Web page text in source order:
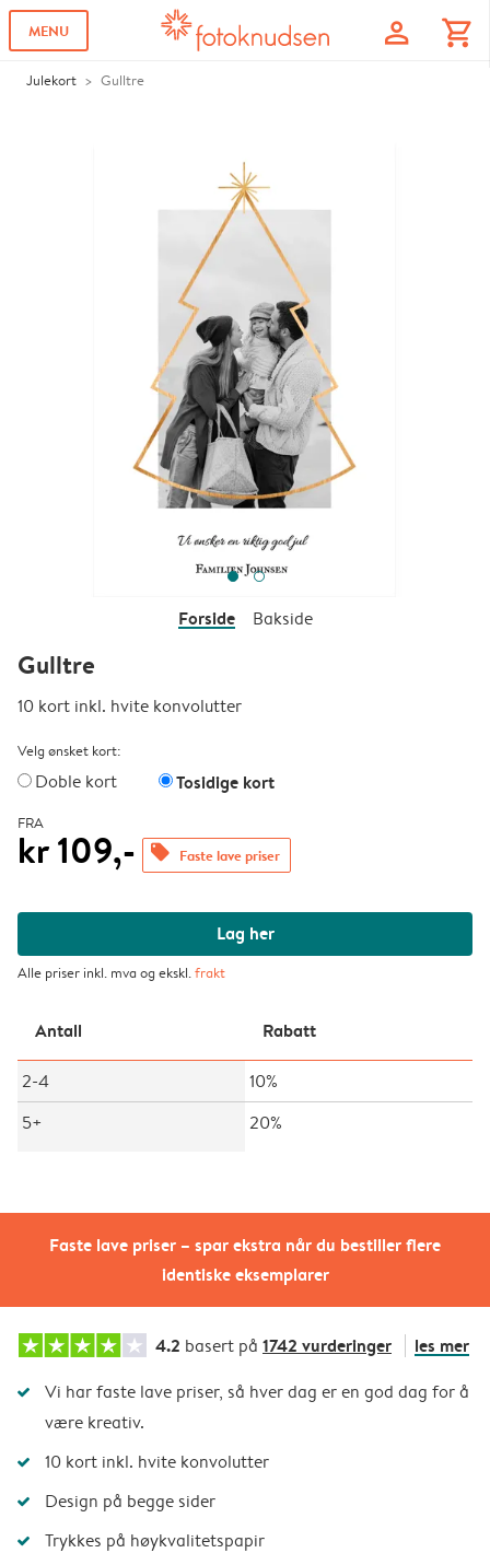
MENU profile shopping_cart
Julekort Gulltre
Faste lave priser – spar ekstra når du bestiller flere
identiske eksemplarer
Forside Bakside
Gulltre
10 kort inkl. hvite konvolutter
Velg ønsket kort:
Doble kort Tosidige kort
FRA
kr 109,- offers Faste lave priser
Lag her
Alle priser inkl. mva og ekskl.frakt
Antall Rabatt
2-4
10%
5+
20%
4.2 basert på 1742 vurderinger les mer
Vi har faste lave priser, så hver dag er en god dag for å
være kreativ.
10 kort inkl. hvite konvolutter
Design på begge sider
Trykkes på høykvalitetspapir